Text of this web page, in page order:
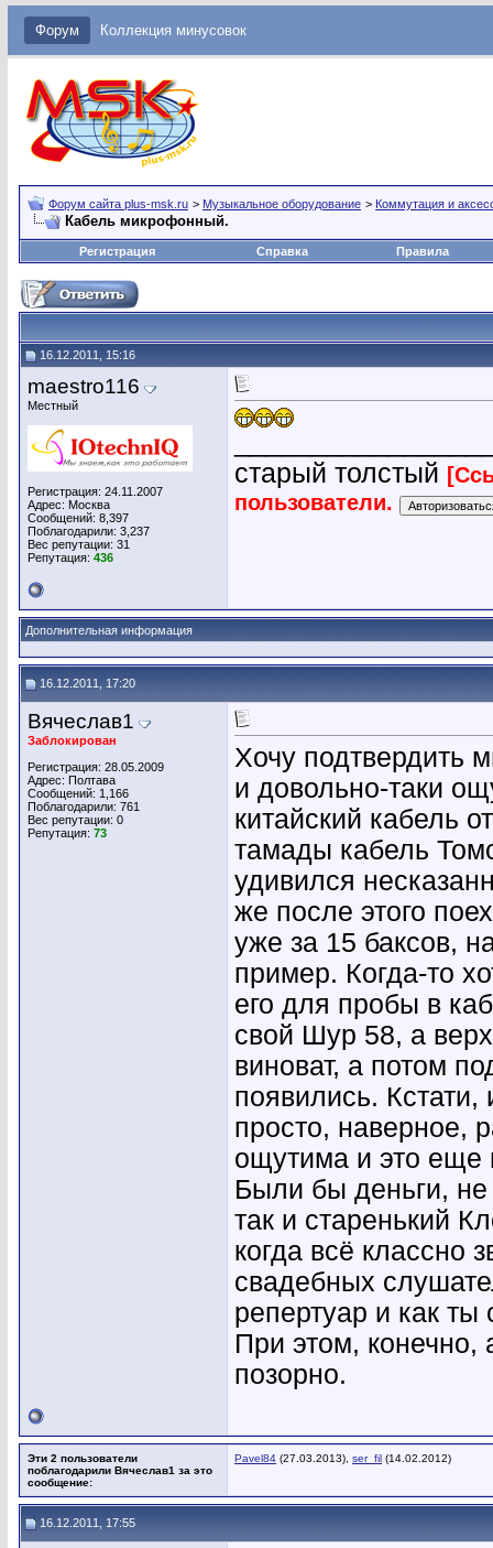
Форум Коллекция минусовок
Форум сайта plus-msk.ru > Музыкальное оборудование > Коммутация и
Кабель микрофонный.
Регистрация Справка Правила
16.12.2011, 15:16
maestro116
Местный
Регистрация: 24.11.2007
Адрес: Москва
Сообщений: 8,397
Поблагодарили: 3,237
Вес репутации: 31
Репутация: 436
старый толстый
пользователи.
Дополнительная информация
16.12.2011, 17:20
Вячеслав1
Заблокирован
Регистрация: 28.05.2009
Адрес: Полтава
Сообщений: 1,166
Поблагодарили: 761
Вес репутации: 0
Репутация: 73
Хочу подтвердить
и довольно-таки
китайский кабель
тамады кабель
удивился
же после этого
уже за 15 баксов,
пример. Когда-то
его для пробы в
свой Шур 58, а
виноват, а потом
появились.
просто, наверное,
ощутима и это еще
Были бы деньги,
так и старенький
когда всё классно
свадебных
репертуар и как
При этом, конечно,
позорно.
Эти 2 пользователи
поблагодарили Вячеслав1 за это
сообщение:
Pavel84 (27.03.2013), ser_fil (14.02.2012)
16.12.2011, 17:55